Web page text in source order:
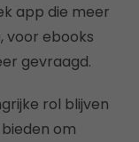
app die meer
voor ebooks
gevraagd.
rol blijven
om